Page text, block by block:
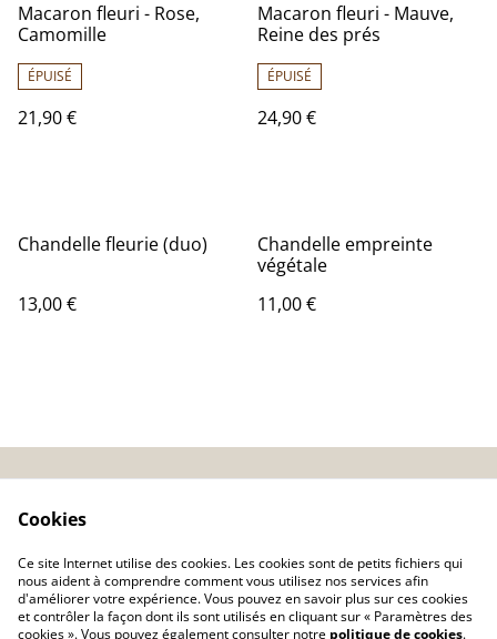
Macaron fleuri - Rose,
Camomille
ÉPUISÉ
21,90 €
Macaron fleuri - Mauve,
Reine des prés
ÉPUISÉ
24,90 €
Chandelle fleurie (duo)
13,00 €
Chandelle empreinte
végétale
11,00 €
confidentialité
Mentions Légales
Cookies
Ce site Internet utilise des cookies. Les cookies sont de petits fichiers qui
nous aident à comprendre comment vous utilisez nos services afin
d'améliorer votre expérience. Vous pouvez en savoir plus sur ces cookies
et contrôler la façon dont ils sont utilisés en cliquant sur « Paramètres des
cookies ». Vous pouvez également consulter notre politique de cookies.